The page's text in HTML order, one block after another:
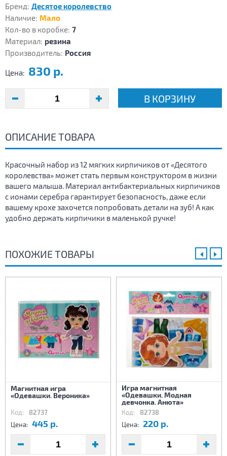
Бренд: Десятое королевство
Наличие: Мало
Кол-во в коробке: 7
Материал: резина
Производитель: Россия
Цена: 830 р.
В КОРЗИНУ
ОПИСАНИЕ ТОВАРА
Красочный набор из 12 мягких кирпичиков от «Десятого
королевства» может стать первым конструктором в жизни
вашего малыша. Материал антибактериальных кирпичиков
с ионами серебра гарантирует безопасность, даже если
вашему крохе захочется попробовать детали на зуб! А как
удобно держать кирпичики в маленькой ручке!
ПОХОЖИЕ ТОВАРЫ
Магнитная игра
«Одевашки. Вероника»
Код: 82737
Цена: 445 р.
Игра магнитная
«Одевашки. Модная
девчонка. Анюта»
Код: 82738
Цена: 220 р.